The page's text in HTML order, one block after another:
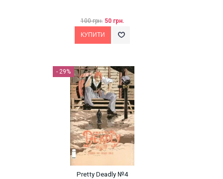
100 грн. 50 грн.
- 29%
Pretty Deadly №4